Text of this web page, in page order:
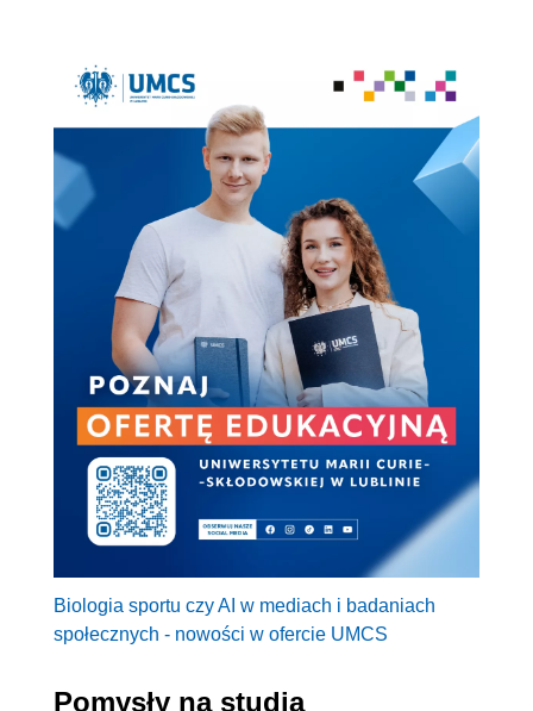
Biologia sportu czy AI w mediach i badaniach
społecznych - nowości w ofercie UMCS
Pomysły na studia